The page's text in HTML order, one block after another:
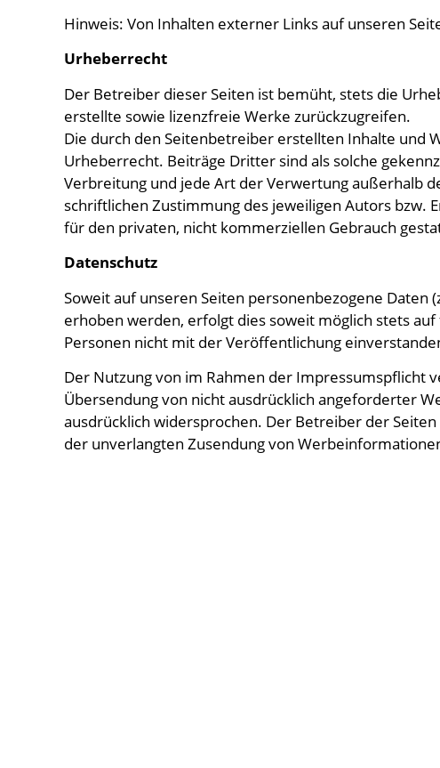
Hinweis: Von Inhalten externer Links auf unseren
Urheberrecht
Der Betreiber dieser Seiten ist bemüht, stets die
erstellte sowie lizenzfreie Werke zurückzugreifen.
Die durch den Seitenbetreiber erstellten Inhalte und
Urheberrecht. Beiträge Dritter sind als solche
Verbreitung und jede Art der Verwertung außerhalb
schriftlichen Zustimmung des jeweiligen Autors bzw.
für den privaten, nicht kommerziellen Gebrauch
Datenschutz
Soweit auf unseren Seiten personenbezogene Daten
erhoben werden, erfolgt dies soweit möglich stets
Personen nicht mit der Veröffentlichung
Der Nutzung von im Rahmen der Impressumspflicht
Übersendung von nicht ausdrücklich angeforderter
ausdrücklich widersprochen. Der Betreiber der
der unverlangten Zusendung von